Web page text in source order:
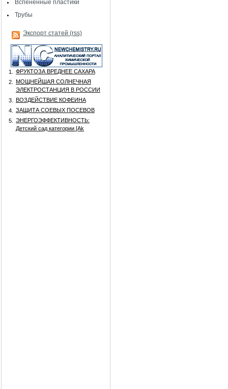
Вспененные пластики
Трубы
Экспорт статей (rss)
1.
ФРУКТОЗА ВРЕДНЕЕ САХАРА
2.
МОЩНЕЙШАЯ СОЛНЕЧНАЯ
ЭЛЕКТРОСТАНЦИЯ В РОССИИ
3.
ВОЗДЕЙСТВИЕ КОФЕИНА
4.
ЗАЩИТА СОЕВЫХ ПОСЕВОВ
5.
ЭНЕРГОЭФФЕКТИВНОСТЬ:
Детский сад категории [Аk